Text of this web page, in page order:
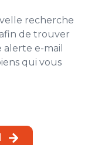
recherche
de trouver
alerte e-mail
qui vous